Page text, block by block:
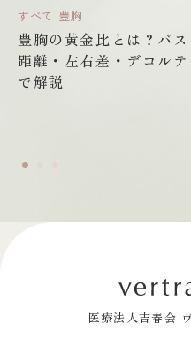
すべて 豊胸
豊胸の黄金比とは？バ
距離・左右差・デコル
で解説
医療法人吉春会